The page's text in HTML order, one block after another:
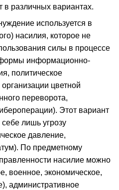
различных вариантах.
используется в
насилия, которое не
силы в процессе
информационно-
политическое
цветной
переворота,
Этот вариант
лишь угрозу
давление,
По предметному
насилие можно
военное, экономическое,
административное